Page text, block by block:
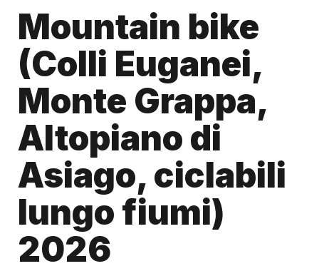
Mountain bike
(Colli Euganei,
Monte Grappa,
Altopiano di
Asiago, ciclabili
lungo fiumi)
2026